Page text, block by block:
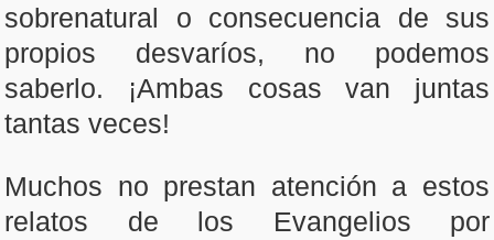
sobrenatural o consecuencia de sus
propios desvaríos, no podemos
saberlo. ¡Ambas cosas van juntas
tantas veces!
Muchos no prestan atención a estos
relatos de los Evangelios por